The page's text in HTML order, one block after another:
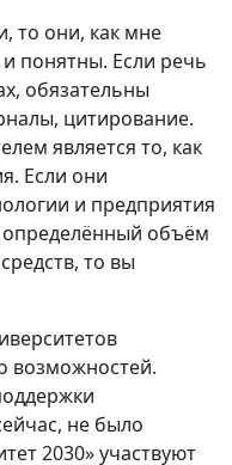
то они, как мне
понятны. Если речь
обязательны
цитирование.
является то, как
Если они
и предприятия
определённый объём
то вы
возможностей.
не было
2030» участвуют